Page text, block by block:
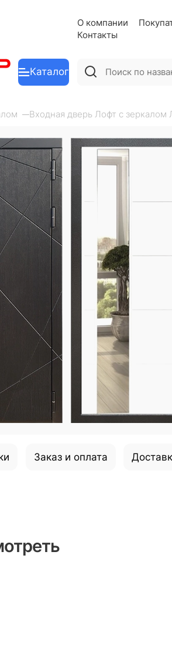
О компании
Контакты
Каталог
Входная дверь Лофт с
Заказ и оплата